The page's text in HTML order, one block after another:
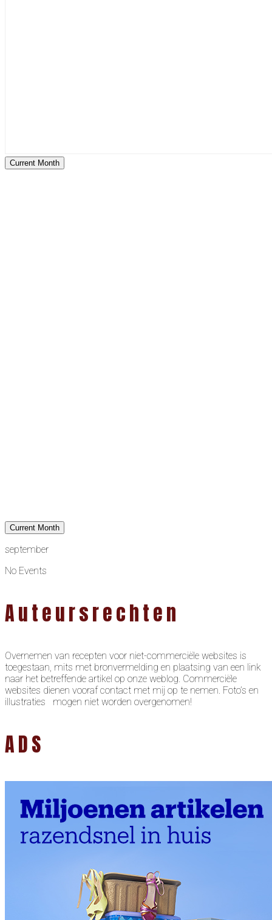
Current Month
Current Month
september
No Events
Auteursrechten
Overnemen van recepten voor niet-commerciële websites is
toegestaan, mits met bronvermelding en plaatsing van een link
naar het betreffende artikel op onze weblog. Commerciële
websites dienen vooraf contact met mij op te nemen. Foto’s en
illustraties mogen niet worden overgenomen!
ADS